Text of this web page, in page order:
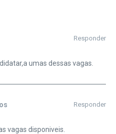
Responder
umas dessas vagas.
Responder
vagas disponiveis.